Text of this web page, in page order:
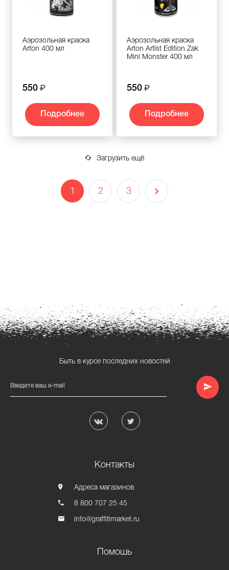
Аэрозольная краска
Arton 400 мл
550
Подробнее
Аэрозольная краска
Arton Artist Edition Zak
Mini Monster 400 мл
550
Подробнее
Загрузить ещё
1 2 3
Быть в курсе последних новостей
Введите ваш e-mail
Контакты
Адреса магазинов
8 800 707 25 45
info@graffitimarket.ru
Помошь